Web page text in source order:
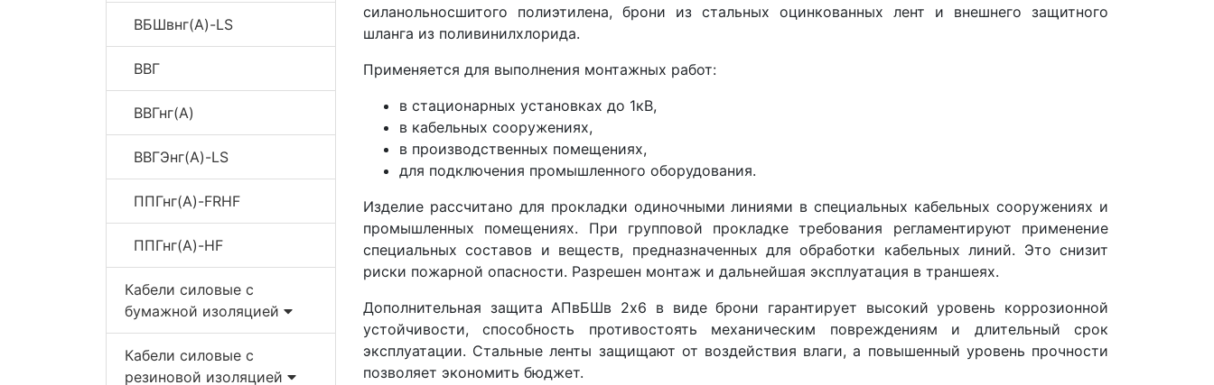
ВБШвнг(A)-LS
ВВГ
ВВГнг(A)
ВВГЭнг(A)-LS
ППГнг(A)-FRHF
ППГнг(A)-HF
Кабели силовые с
бумажной изоляцией
Кабели силовые с
резиновой изоляцией
силанольносшитого полиэтилена, брони из стальных оцинкованных лент и внешнего защитного
шланга из поливинилхлорида.
Применяется для выполнения монтажных работ:
в стационарных установках до 1кВ,
в кабельных сооружениях,
в производственных помещениях,
для подключения промышленного оборудования.
Изделие рассчитано для прокладки одиночными линиями в специальных кабельных сооружениях и
промышленных помещениях. При групповой прокладке требования регламентируют применение
специальных составов и веществ, предназначенных для обработки кабельных линий. Это снизит
риски пожарной опасности. Разрешен монтаж и дальнейшая эксплуатация в траншеях.
Дополнительная защита АПвБШв 2x6 в виде брони гарантирует высокий уровень коррозионной
устойчивости, способность противостоять механическим повреждениям и длительный срок
эксплуатации. Стальные ленты защищают от воздействия влаги, а повышенный уровень прочности
позволяет экономить бюджет.